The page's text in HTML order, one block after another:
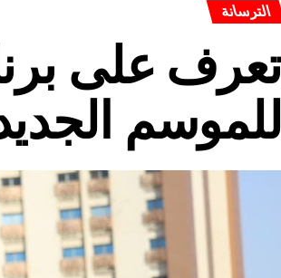
الترسانة
تعرف على
للموسم